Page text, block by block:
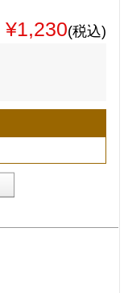
¥1,230(税込)